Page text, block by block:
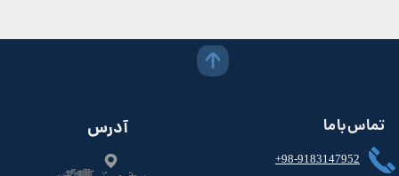
+98-9183147952
آدرس تماس با ما